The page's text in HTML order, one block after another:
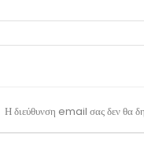
Η διεύθυνση email σας δεν θα